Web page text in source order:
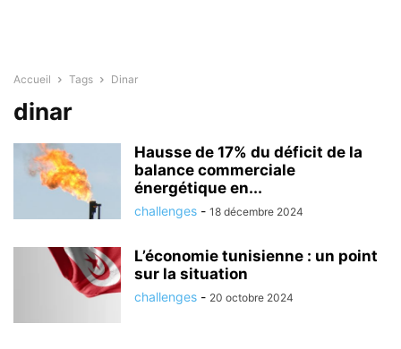
Accueil Tags Dinar
dinar
Hausse de 17% du déficit de la
balance commerciale
énergétique en...
challenges - 18 décembre 2024
L’économie tunisienne : un point
sur la situation
challenges - 20 octobre 2024